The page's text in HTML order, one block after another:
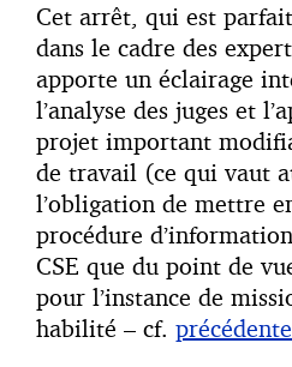
Cet arrêt, qui est
dans le cadre des
apporte un éclairage
l’analyse des juges et
projet important
de travail (ce qui vaut
l’obligation de mettre
procédure
CSE que du point de
pour l’instance de
habilité – cf.